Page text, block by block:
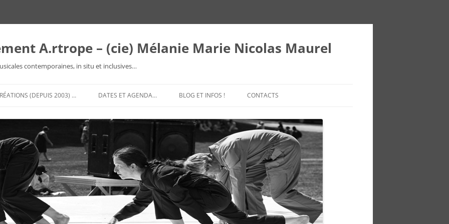
A.rtrope – (cie) Mélanie Marie Nicolas Maurel
contemporaines, in situ et inclusives…
(DEPUIS 2003) … DATES ET AGENDA… BLOG ET INFOS ! CONTACTS